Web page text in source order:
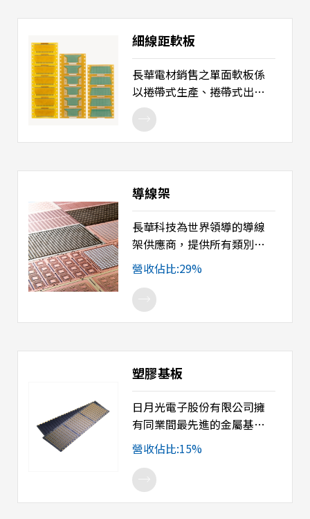
及穩定的物理、化學、光學
及電氣性質。在超窄邊框及
超薄螢幕的應用上，
ACRYSTEX® 光學級 SMMA片
提供低吸水性，亦即能夠維
持高尺寸安定性。這款材料
廣泛用於背光及光學級導光
過 UL 認證。
細線距軟板
長華電材銷售之單面軟板係
以捲帶式生產、捲帶式出
貨。該軟板可依空間改變形
狀做立體配線構裝，具有高
度屈繞、動態擺動之可行
勢，線路亦可符合高密度配
佈。 產品用途：提升模組組
裝便利性、信賴度及連接便
捷性。
導線架
長華科技為世界領導的導線
架供應商，提供所有類別的
金屬導線架，包含全方位的
引腳數和矩陣設計。目前正
開發超級矩陣、細間距及更
深的downset引線框架。
營收佔比:29%
塑膠基板
日月光電子股份有限公司擁
有同業間最先進的金屬基板
製程能力，提供單面、雙
面、四層及六層的 IC載板，
符合電子、電腦週邊、消費
性電子、無線通訊及網路設
營收佔比:15%